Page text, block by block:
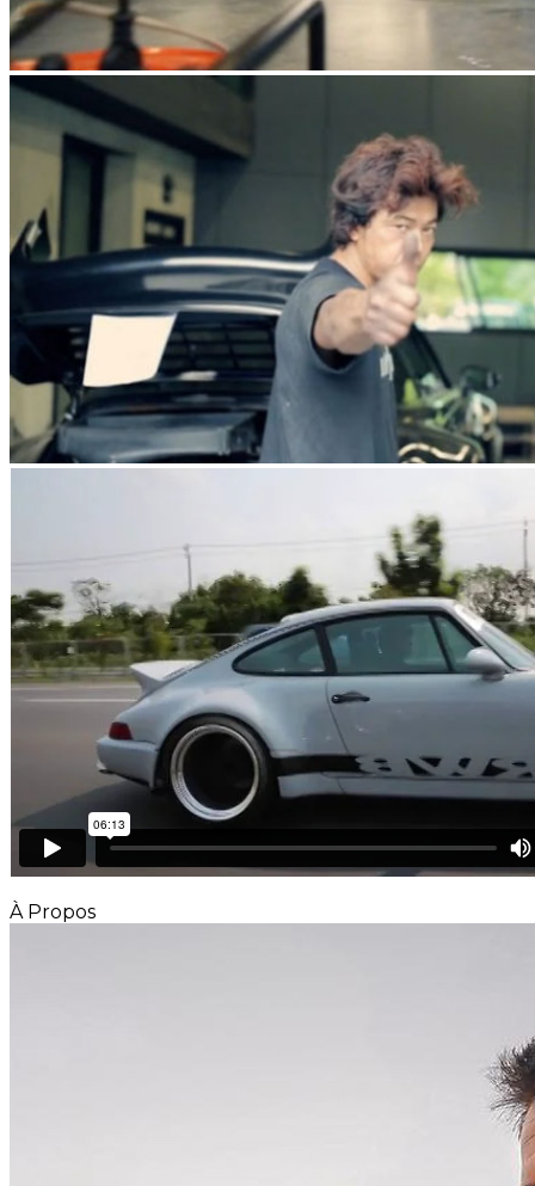
À Propos